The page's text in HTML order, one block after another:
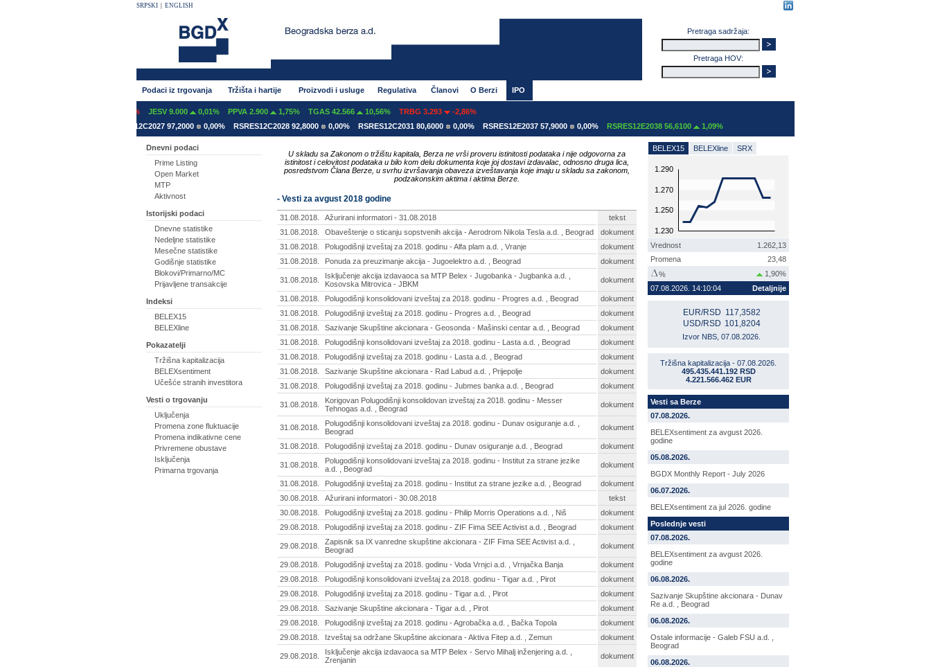
SRPSKI ENGLISH
Pretraga sadržaja:
Pretraga HOV:
Podaci iz trgovanja Tržišta i hartije Proizvodi i usluge Regulativa Članovi O Berzi IPO
JESV 9.000 0,01% PPVA 2.900 1,75% TGAS 42.566 10,56% TRBG 3.293
-2,86%
RSRES12C2027 97,2000 0,00% RSRES12C2028 92,8000 0,00% RSRES12C2031 80,6000 0,00% RSRES12E2037 57,9000 0,00% RSRES12E2038 56,6100 1,09%
Dnevni podaci
Prime Listing
Open Market
MTP
Aktivnost
Istorijski podaci
Dnevne statistike
Nedeljne statistike
Mesečne statistike
Godišnje statistike
Blokovi/Primarno/MC
Prijavljene transakcije
Indeksi
BELEX15
BELEXline
Pokazatelji
Tržišna kapitalizacija
BELEXsentiment
Učešće stranih investitora
Vesti o trgovanju
Uključenja
Promena zone fluktuacije
Promena indikativne cene
Privremene obustave
Isključenja
Primarna trgovanja
U skladu sa Zakonom o tržištu kapitala, Berza ne vrši proveru istinitosti podataka i nije odgovorna za
istinitost i celovitost podataka u bilo kom delu dokumenta koje joj dostavi izdavalac, odnosno druga lica,
posredstvom Člana Berze, u svrhu izvršavanja obaveza izveštavanja koje imaju u skladu sa zakonom,
podzakonskim aktima i aktima Berze.
- Vesti za avgust 2018 godine
31.08.2018. Ažurirani informatori - 31.08.2018
tekst
31.08.2018.
Obaveštenje o sticanju sopstvenih akcija - Aerodrom Nikola Tesla a.d. , Beograd
dokument
31.08.2018.
Polugodišnji izveštaj za 2018. godinu - Alfa plam a.d. , Vranje
dokument
31.08.2018.
Ponuda za preuzimanje akcija - Jugoelektro a.d. , Beograd dokument
31.08.2018.
Isključenje akcija izdavaoca sa MTP Belex - Jugobanka - Jugbanka a.d. ,
Kosovska Mitrovica - JBKM
dokument
31.08.2018. Polugodišnji konsolidovani izveštaj za 2018. godinu - Progres a.d. , Beograd
dokument
31.08.2018.
Polugodišnji izveštaj za 2018. godinu - Progres a.d. , Beograd
dokument
31.08.2018.
Sazivanje Skupštine akcionara - Geosonda - Mašinski centar a.d. , Beograd
dokument
31.08.2018.
Polugodišnji konsolidovani izveštaj za 2018. godinu - Lasta a.d. , Beograd
dokument
31.08.2018.
Polugodišnji izveštaj za 2018. godinu - Lasta a.d. , Beograd
dokument
31.08.2018.
Sazivanje Skupštine akcionara - Rad Labud a.d. , Prijepolje
dokument
31.08.2018.
Polugodišnji izveštaj za 2018. godinu - Jubmes banka a.d. , Beograd dokument
31.08.2018.
Korigovan Polugodišnji konsolidovan izveštaj za 2018. godinu - Messer
Tehnogas a.d. , Beograd
dokument
31.08.2018.
Polugodišnji konsolidovani izveštaj za 2018. godinu - Dunav osiguranje a.d. ,
Beograd
dokument
31.08.2018. Polugodišnji izveštaj za 2018. godinu - Dunav osiguranje a.d. , Beograd dokument
31.08.2018.
Polugodišnji konsolidovani izveštaj za 2018. godinu - Institut za strane jezike
a.d. , Beograd
dokument
31.08.2018. Polugodišnji izveštaj za 2018. godinu - Institut za strane jezike a.d. , Beograd
dokument
30.08.2018.
Ažurirani informatori - 30.08.2018
tekst
30.08.2018.
Polugodišnji izveštaj za 2018. godinu - Philip Morris Operations a.d. , Niš
dokument
29.08.2018.
Polugodišnji izveštaj za 2018. godinu - ZIF Fima SEE Activist a.d. , Beograd dokument
29.08.2018.
Zapisnik sa IX vanredne skupštine akcionara - ZIF Fima SEE Activist a.d. ,
Beograd
dokument
29.08.2018. Polugodišnji izveštaj za 2018. godinu - Voda Vrnjci a.d. , Vrnjačka Banja
dokument
29.08.2018.
Polugodišnji konsolidovani izveštaj za 2018. godinu - Tigar a.d. , Pirot
dokument
29.08.2018.
Polugodišnji izveštaj za 2018. godinu - Tigar a.d. , Pirot
dokument
29.08.2018.
Sazivanje Skupštine akcionara - Tigar a.d. , Pirot
dokument
29.08.2018.
Polugodišnji izveštaj za 2018. godinu - Agrobačka a.d. , Bačka Topola
dokument
29.08.2018.
Izveštaj sa održane Skupštine akcionara - Aktiva Fitep a.d. , Zemun dokument
29.08.2018.
Isključenje akcija izdavaoca sa MTP Belex - Servo Mihalj inženjering a.d. ,
Zrenjanin
dokument
BELEX15 BELEXline SRX
1.230
1.250
1.270
1.290
Vrednost
1.262,13
Promena
23,48
%
1,90%
07.08.2026. 14:10:04
Detaljnije
EUR/RSD 117,3582
USD/RSD 101,8204
Izvor NBS, 07.08.2026.
Tržišna kapitalizacija - 07.08.2026.
495.435.441.192 RSD
4.221.566.462 EUR
Vesti sa Berze
07.08.2026.
BELEXsentiment za avgust 2026.
godine
05.08.2026.
BGDX Monthly Report - July 2026
06.07.2026.
BELEXsentiment za jul 2026. godine
Poslednje vesti
07.08.2026.
BELEXsentiment za avgust 2026.
godine
06.08.2026.
Sazivanje Skupštine akcionara - Dunav
Re a.d. , Beograd
06.08.2026.
Ostale informacije - Galeb FSU a.d. ,
Beograd
06.08.2026.